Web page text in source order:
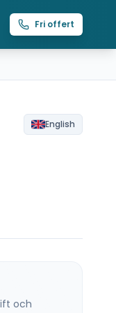
Fri offert
English
och